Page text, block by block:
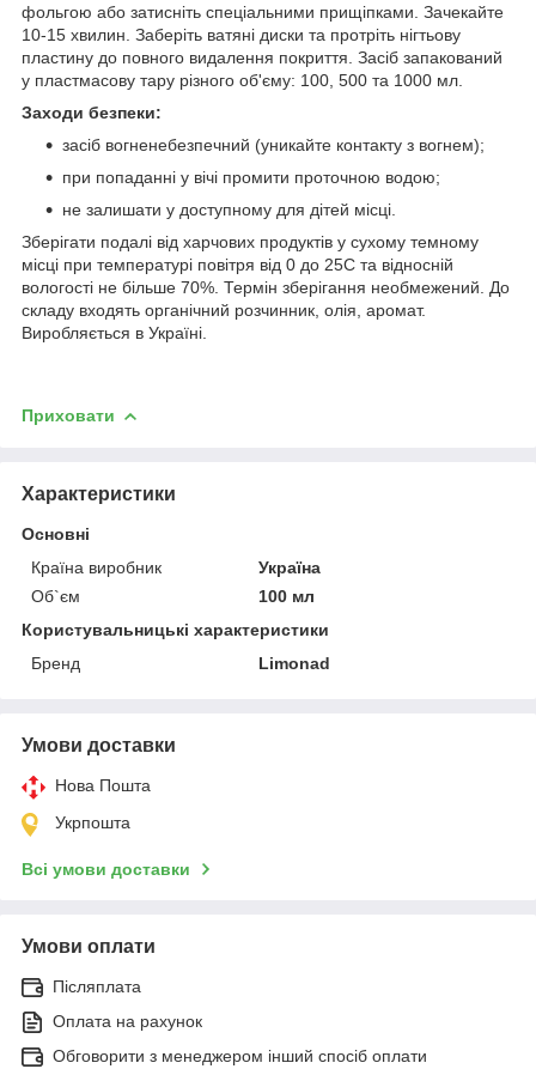
фольгою або затисніть спеціальними прищіпками. Зачекайте
10-15 хвилин. Заберіть ватяні диски та протріть нігтьову
пластину до повного видалення покриття. Засіб запакований
у пластмасову тару різного об'єму: 100, 500 та 1000 мл.
Заходи безпеки:
засіб вогненебезпечний (уникайте контакту з вогнем);
при попаданні у вічі промити проточною водою;
не залишати у доступному для дітей місці.
Зберігати подалі від харчових продуктів у сухому темному
місці при температурі повітря від 0 до 25С та відносній
вологості не більше 70%. Термін зберігання необмежений. До
складу входять органічний розчинник, олія, аромат.
Виробляється в Україні.
Приховати
Характеристики
Основні
Країна виробник
Україна
Об`єм
100 мл
Користувальницькі характеристики
Бренд
Limonad
Умови доставки
Нова Пошта
Укрпошта
Всі умови доставки
Умови оплати
Післяплата
Оплата на рахунок
Обговорити з менеджером інший спосіб оплати